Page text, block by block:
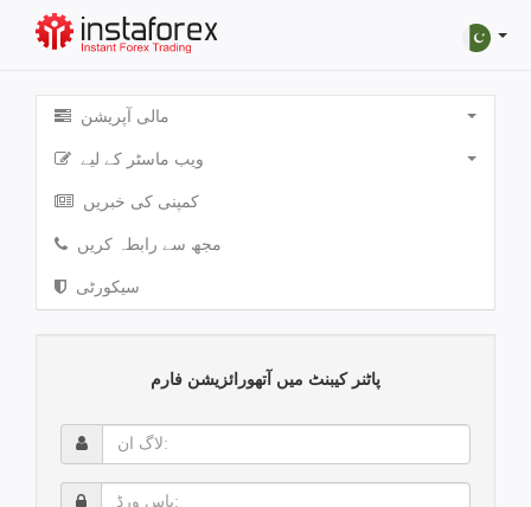
مالی آپریشن
ویب ماسٹر کے لیے
کمپنی کی خبریں
مجھ سے رابطہ کریں
سیکورٹی
پاٹنر کیبنٹ میں آتھورائزیشن فارم
لاگ
پاس